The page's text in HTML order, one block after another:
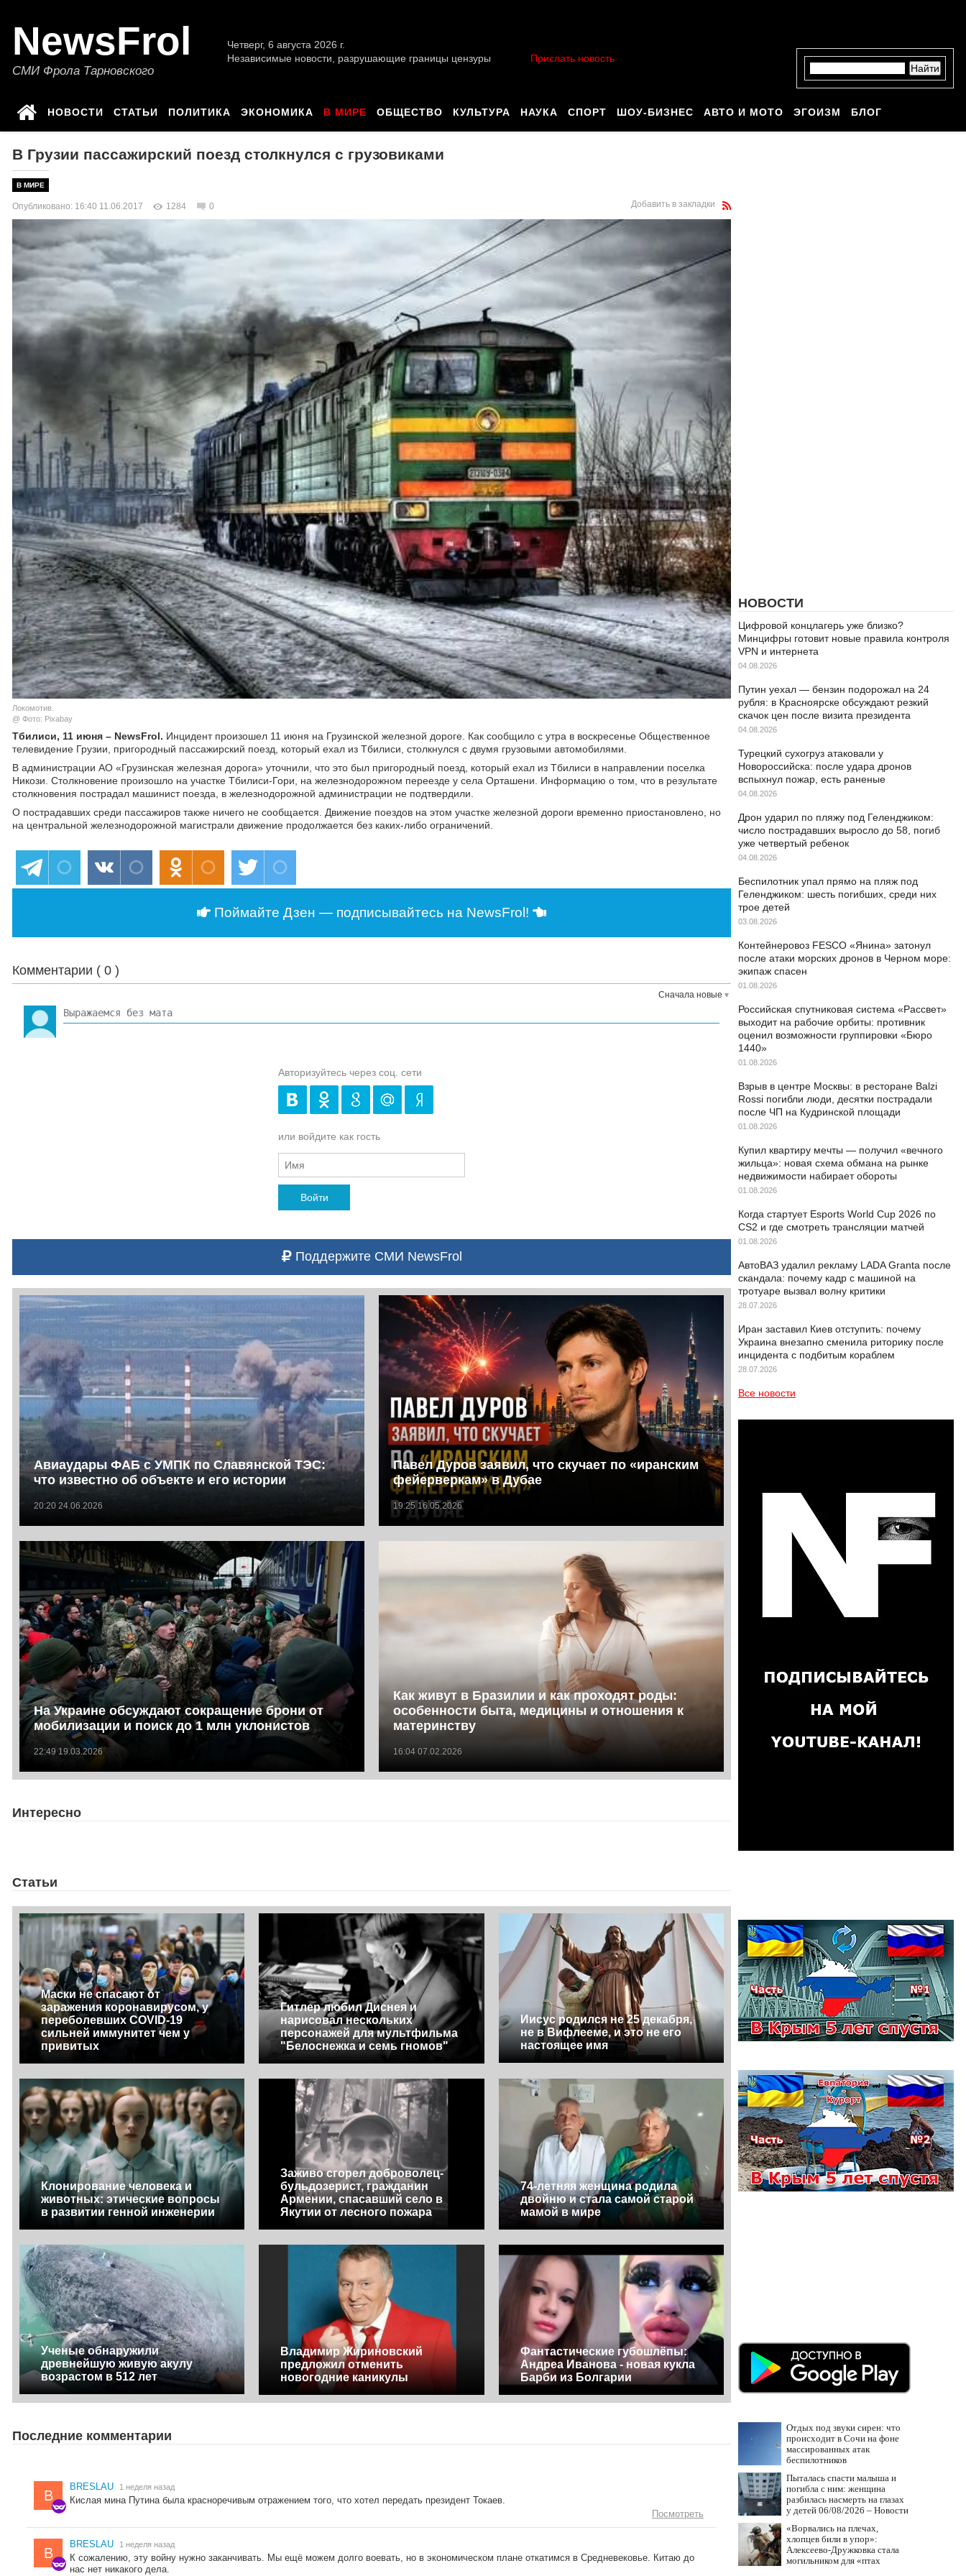
NewsFrol
СМИ Фрола Тарновского
Четверг, 6 августа 2026 г.
Независимые новости, разрушающие границы цензуры
Прислать новость
НОВОСТИ СТАТЬИ ПОЛИТИКА ЭКОНОМИКА В МИРЕ ОБЩЕСТВО КУЛЬТУРА НАУКА СПОРТ ШОУ-БИЗНЕС АВТО И МОТО ЭГОИЗМ БЛОГ
В Грузии пассажирский поезд столкнулся с грузовиками
В МИРЕ
Опубликовано: 16:40 11.06.2017 1284 0 Добавить в закладки
Локомотив.
@ Фото: Pixabay
Тбилиси, 11 июня – NewsFrol. Инцидент произошел 11 июня на Грузинской железной дороге. Как сообщило с утра в воскресенье Общественное
телевидение Грузии, пригородный пассажирский поезд, который ехал из Тбилиси, столкнулся с двумя грузовыми автомобилями.
В администрации АО «Грузинская железная дорога» уточнили, что это был пригородный поезд, который ехал из Тбилиси в направлении поселка
Никози. Столкновение произошло на участке Тбилиси-Гори, на железнодорожном переезде у села Орташени. Информацию о том, что в результате
столкновения пострадал машинист поезда, в железнодорожной администрации не подтвердили.
О пострадавших среди пассажиров также ничего не сообщается. Движение поездов на этом участке железной дороги временно приостановлено, но
на центральной железнодорожной магистрали движение продолжается без каких-либо ограничений.
Поймайте Дзен — подписывайтесь на NewsFrol!
Комментарии ( 0 )
Сначала новые
Авторизуйтесь через соц. сети
или войдите как гость
Войти
Поддержите СМИ NewsFrol
Авиаудары ФАБ с УМПК по Славянской ТЭС:
что известно об объекте и его истории
20:20 24.06.2026
Павел Дуров заявил, что скучает по «иранским
фейерверкам» в Дубае
19:25 16.05.2026
На Украине обсуждают сокращение брони от
мобилизации и поиск до 1 млн уклонистов
22:49 19.03.2026
Как живут в Бразилии и как проходят роды:
особенности быта, медицины и отношения к
материнству
16:04 07.02.2026
Интересно
Статьи
Маски не спасают от
заражения коронавирусом, у
переболевших COVID-19
сильней иммунитет чем у
привитых
Гитлер любил Диснея и
нарисовал нескольких
персонажей для мультфильма
"Белоснежка и семь гномов"
Иисус родился не 25 декабря,
не в Вифлееме, и это не его
настоящее имя
Клонирование человека и
животных: этические вопросы
в развитии генной инженерии
Заживо сгорел доброволец-
бульдозерист, гражданин
Армении, спасавший село в
Якутии от лесного пожара
74-летняя женщина родила
двойню и стала самой старой
мамой в мире
Ученые обнаружили
древнейшую живую акулу
возрастом в 512 лет
Владимир Жириновский
предложил отменить
новогодние каникулы
Фантастические губошлёпы:
Андреа Иванова - новая кукла
Барби из Болгарии
Последние комментарии
B
BRESLAU 1 неделя назад
Кислая мина Путина была красноречивым отражением того, что хотел передать президент Токаев.
Посмотреть
B
BRESLAU 1 неделя назад
К сожалению, эту войну нужно заканчивать. Мы ещё можем долго воевать, но в экономическом плане откатимся в Средневековье. Китаю до
нас нет никакого дела.
НОВОСТИ
Цифровой концлагерь уже близко?
Минцифры готовит новые правила контроля
VPN и интернета
04.08.2026
Путин уехал — бензин подорожал на 24
рубля: в Красноярске обсуждают резкий
скачок цен после визита президента
04.08.2026
Турецкий сухогруз атаковали у
Новороссийска: после удара дронов
вспыхнул пожар, есть раненые
04.08.2026
Дрон ударил по пляжу под Геленджиком:
число пострадавших выросло до 58, погиб
уже четвертый ребенок
04.08.2026
Беспилотник упал прямо на пляж под
Геленджиком: шесть погибших, среди них
трое детей
03.08.2026
Контейнеровоз FESCO «Янина» затонул
после атаки морских дронов в Черном море:
экипаж спасен
01.08.2026
Российская спутниковая система «Рассвет»
выходит на рабочие орбиты: противник
оценил возможности группировки «Бюро
1440»
01.08.2026
Взрыв в центре Москвы: в ресторане Balzi
Rossi погибли люди, десятки пострадали
после ЧП на Кудринской площади
01.08.2026
Купил квартиру мечты — получил «вечного
жильца»: новая схема обмана на рынке
недвижимости набирает обороты
01.08.2026
Когда стартует Esports World Cup 2026 по
CS2 и где смотреть трансляции матчей
01.08.2026
АвтоВАЗ удалил рекламу LADA Granta после
скандала: почему кадр с машиной на
тротуаре вызвал волну критики
28.07.2026
Иран заставил Киев отступить: почему
Украина внезапно сменила риторику после
инцидента с подбитым кораблем
28.07.2026
Все новости
Отдых под звуки сирен: что
происходит в Сочи на фоне
массированных атак
беспилотников
Пыталась спасти малыша и
погибла с ним: женщина
разбилась насмерть на глазах
у детей 06/08/2026 – Новости
«Ворвались на плечах,
хлопцев били в упор»:
Алексеево-Дружковка стала
могильником для «птах